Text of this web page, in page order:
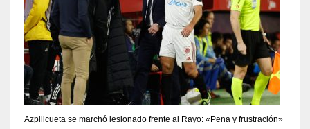
Azpilicueta se marchó lesionado frente al Rayo: «Pena y frustración»